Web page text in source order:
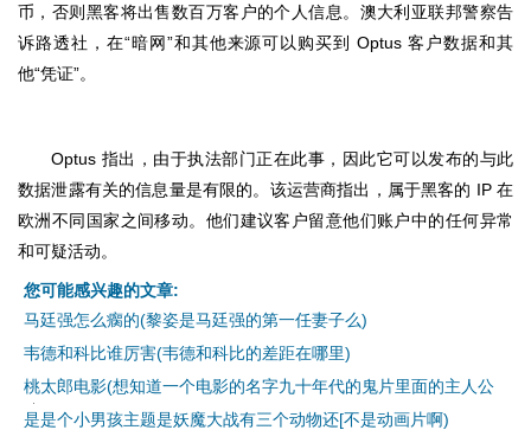
币，否则黑客将出售数百万客户的个人信息。澳大利亚联邦警察告
诉路透社，在“暗网”和其他来源可以购买到 Optus 客户数据和其
他“凭证”。
Optus 指出，由于执法部门正在此事，因此它可以发布的与此
数据泄露有关的信息量是有限的。该运营商指出，属于黑客的 IP 在
欧洲不同国家之间移动。他们建议客户留意他们账户中的任何异常
和可疑活动。
您可能感兴趣的文章:
马廷强怎么瘸的(黎姿是马廷强的第一任妻子么)
韦德和科比谁厉害(韦德和科比的差距在哪里)
桃太郎电影(想知道一个电影的名字九十年代的鬼片里面的主人公
是是个小男孩主题是妖魔大战有三个动物还[不是动画片啊)